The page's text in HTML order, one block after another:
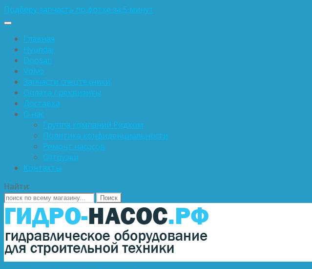
Подберу запчасть по фотке за 5 минут
Главная
Hyundai
Doosan
Volvo
Запчасти спецтехники
Оплата / реквизиты
Доставка
О нас
Группа компаний Ридком
Политика конфиденциальности
Ремонт насосов
Отгрузки
Контакты
Найти: